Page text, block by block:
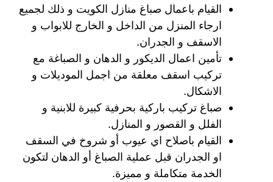
القيام باعمال صباغ منازل الكويت و ذلك لجميع
ارجاء المنزل من الداخل و الخارج للابواب و
الاسقف و الجدران.
تأمين اعمال الديكور و الدهان و الصباغة مع
تركيب اسقف معلقة من اجمل الموديلات و
الاشكال.
صباغ تركيب باركية بحرفية كبيرة للابنية و
الفلل و القصور و المنازل.
القيام باصلاح اي عيوب أو شروخ في السقف
او الجدران قبل عملية الصباغ أو الدهان لتكون
الخدمة متكاملة و مميزة.